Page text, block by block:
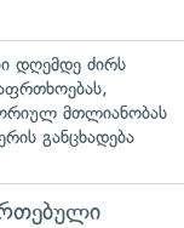
დღემდე ძირს
მთლიანობას
განცხადება